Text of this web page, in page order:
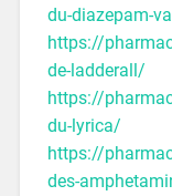
du-diazepam-
https://
de-ladderall/
https://
du-lyrica/
https://
des-